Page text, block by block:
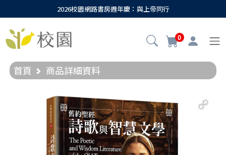
2026校園網路書房週年慶：與上帝同行
0
首頁 商品詳細資料